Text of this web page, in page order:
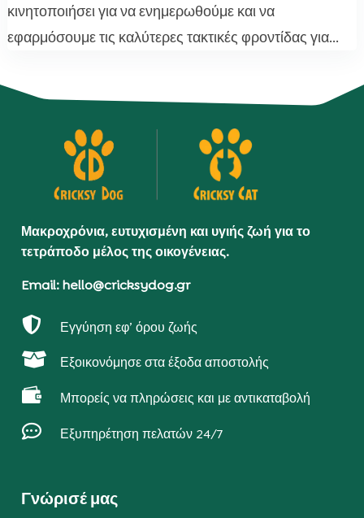
κινητοποιήσει για να ενημερωθούμε και να
εφαρμόσουμε τις καλύτερες τακτικές φροντίδας για...
Μακροχρόνια, ευτυχισμένη και υγιής ζωή για το
τετράποδο μέλος της οικογένειας.
Email: hello@cricksydog.gr
 Εγγύηση εφ’ όρου ζωής
 Εξοικονόμησε στα έξοδα αποστολής
 Μπορείς να πληρώσεις και με αντικαταβολή
 Εξυπηρέτηση πελατών 24/7
Γνώρισέ μας